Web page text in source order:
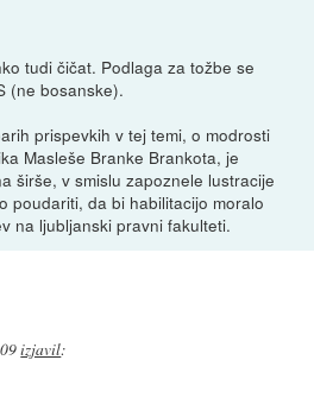
tudi čičat. Podlaga za tožbe se
(ne bosanske).
prispevkih v tej temi, o modrosti
Masleše Branke Brankota, je
širše, v smislu zapoznele lustracije
poudariti, da bi habilitacijo moralo
na ljubljanski pravni fakulteti.
izjavil: